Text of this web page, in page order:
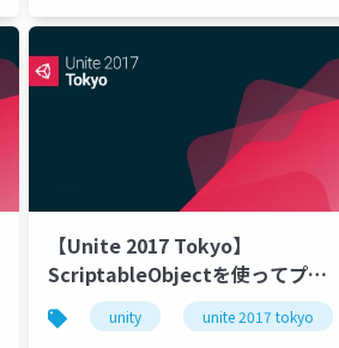
【Unite 2017 Tokyo】
ScriptableObjectを使ってプロ
グラマーもアーティストも幸せに
なろう
unity unite 2017 tokyo